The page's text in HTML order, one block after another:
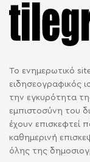
Το ενημερωτικό
ειδησεογραφικός
την εγκυρότητα
εμπιστοσύνη του
έχουν επισκεφτεί
καθημερινή
όλης της